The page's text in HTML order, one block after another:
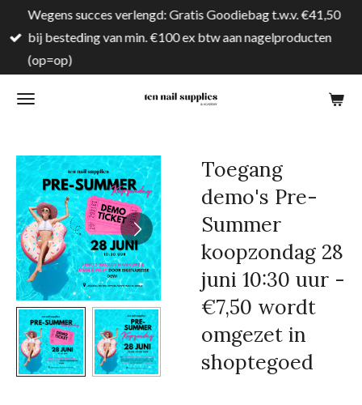
direct
naar
hoofdinhoud
Wegens succes verlengd: Gratis Goodiebag t.w.v. €41,50
bij besteding van min. €100 ex btw aan nagelproducten
(op=op)
Toegang
demo's Pre-
Summer
koopzondag 28
juni 10:30 uur -
€7,50 wordt
omgezet in
shoptegoed